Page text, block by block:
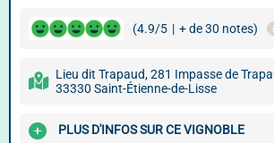
(4.9/5 | + de 30 notes)
Lieu dit Trapaud, 281 Impasse de
33330 Saint-Étienne-de-Lisse
PLUS D'INFOS SUR CE VIGNOBLE